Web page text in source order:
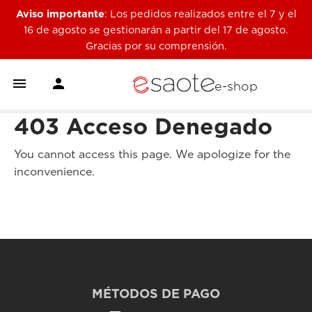
Aviso importante: Los pedidos realizados entre el 7 y el
16 de agosto se gestionarán a partir del 17 de agosto.
Gracias por su comprensión.
  e-shop
403 Acceso Denegado
You cannot access this page. We apologize for the
inconvenience.
MÉTODOS DE PAGO